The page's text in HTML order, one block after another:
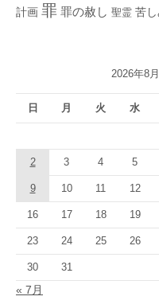
計画 罪 罪の赦し 聖霊 苦し
2026年8月
日 月 火 水
2 3 4 5
9 10 11 12
16 17 18 19
23 24 25 26
30 31
« 7月